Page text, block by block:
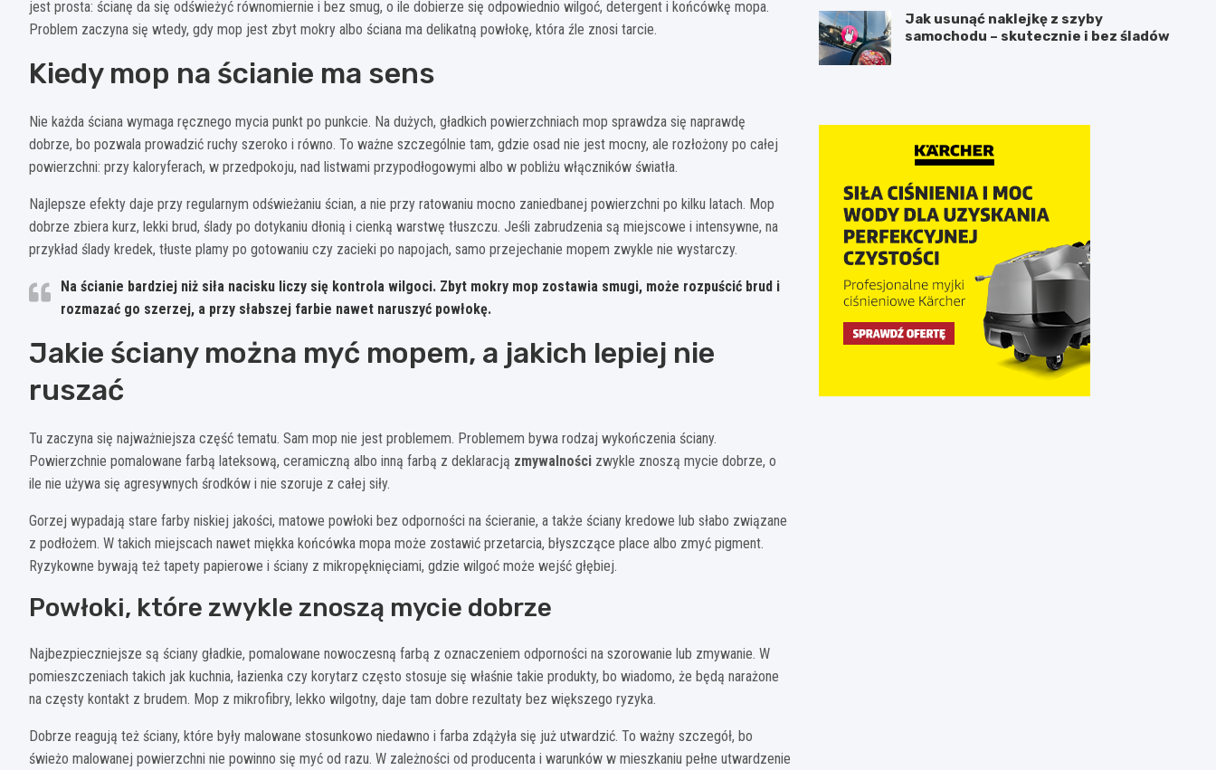
jest prosta: ścianę da się odświeżyć równomiernie i bez smug, o ile dobierze się odpowiednio wilgoć, detergent i końcówkę mopa.
Problem zaczyna się wtedy, gdy mop jest zbyt mokry albo ściana ma delikatną powłokę, która źle znosi tarcie.
Kiedy mop na ścianie ma sens
Nie każda ściana wymaga ręcznego mycia punkt po punkcie. Na dużych, gładkich powierzchniach mop sprawdza się naprawdę
dobrze, bo pozwala prowadzić ruchy szeroko i równo. To ważne szczególnie tam, gdzie osad nie jest mocny, ale rozłożony po całej
powierzchni: przy kaloryferach, w przedpokoju, nad listwami przypodłogowymi albo w pobliżu włączników światła.
Najlepsze efekty daje przy regularnym odświeżaniu ścian, a nie przy ratowaniu mocno zaniedbanej powierzchni po kilku latach. Mop
dobrze zbiera kurz, lekki brud, ślady po dotykaniu dłonią i cienką warstwę tłuszczu. Jeśli zabrudzenia są miejscowe i intensywne, na
przykład ślady kredek, tłuste plamy po gotowaniu czy zacieki po napojach, samo przejechanie mopem zwykle nie wystarczy.
Na ścianie bardziej niż siła nacisku liczy się kontrola wilgoci. Zbyt mokry mop zostawia smugi, może rozpuścić brud i
rozmazać go szerzej, a przy słabszej farbie nawet naruszyć powłokę.
Jakie ściany można myć mopem, a jakich lepiej nie
ruszać
Tu zaczyna się najważniejsza część tematu. Sam mop nie jest problemem. Problemem bywa rodzaj wykończenia ściany.
Powierzchnie pomalowane farbą lateksową, ceramiczną albo inną farbą z deklaracją zmywalności zwykle znoszą mycie dobrze, o
ile nie używa się agresywnych środków i nie szoruje z całej siły.
Gorzej wypadają stare farby niskiej jakości, matowe powłoki bez odporności na ścieranie, a także ściany kredowe lub słabo związane
z podłożem. W takich miejscach nawet miękka końcówka mopa może zostawić przetarcia, błyszczące place albo zmyć pigment.
Ryzykowne bywają też tapety papierowe i ściany z mikropęknięciami, gdzie wilgoć może wejść głębiej.
Powłoki, które zwykle znoszą mycie dobrze
Najbezpieczniejsze są ściany gładkie, pomalowane nowoczesną farbą z oznaczeniem odporności na szorowanie lub zmywanie. W
pomieszczeniach takich jak kuchnia, łazienka czy korytarz często stosuje się właśnie takie produkty, bo wiadomo, że będą narażone
na częsty kontakt z brudem. Mop z mikrofibry, lekko wilgotny, daje tam dobre rezultaty bez większego ryzyka.
Dobrze reagują też ściany, które były malowane stosunkowo niedawno i farba zdążyła się już utwardzić. To ważny szczegół, bo
świeżo malowanej powierzchni nie powinno się myć od razu. W zależności od producenta i warunków w mieszkaniu pełne utwardzenie
Jak usunąć naklejkę z szyby
samochodu – skutecznie i bez śladów